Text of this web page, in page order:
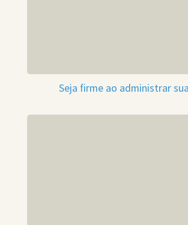
Seja firme ao administrar